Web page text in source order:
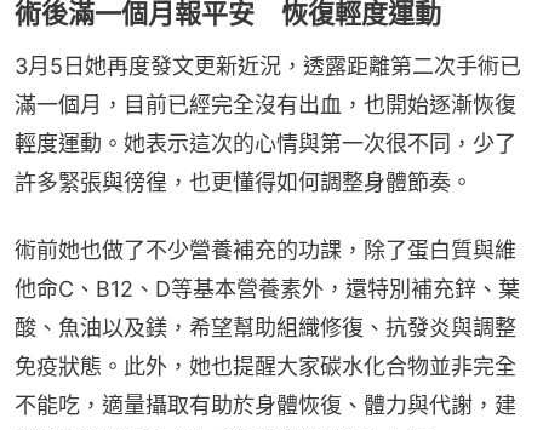
術後滿一個月報平安 恢復輕度運動
3月5日她再度發文更新近況，透露距離第二次手術已
滿一個月，目前已經完全沒有出血，也開始逐漸恢復
輕度運動。她表示這次的心情與第一次很不同，少了
許多緊張與徬徨，也更懂得如何調整身體節奏。
術前她也做了不少營養補充的功課，除了蛋白質與維
他命C、B12、D等基本營養素外，還特別補充鋅、葉
酸、魚油以及鎂，希望幫助組織修復、抗發炎與調整
免疫狀態。此外，她也提醒大家碳水化合物並非完全
不能吃，適量攝取有助於身體恢復、體力與代謝，建